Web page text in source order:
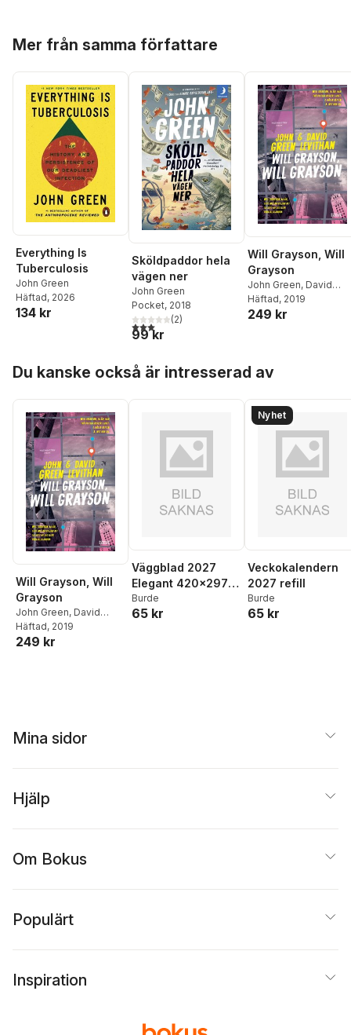
Mer från samma författare
Everything Is
Tuberculosis
John Green
Häftad, 2026
134 kr
Sköldpaddor hela
vägen ner
John Green
Pocket, 2018
3,0utav 5 stjärnor. Totalt antal röster:
(2)
99 kr
Will Grayson, Will
Grayson
John Green, David
Levithan
Häftad, 2019
249 kr
Du kanske också är intresserad av
Will Grayson, Will
Grayson
John Green, David
Levithan
Häftad, 2019
249 kr
Väggblad 2027
Elegant 420x297
mm
Burde
65 kr
Nyhet
Veckokalendern
2027 refill
Burde
65 kr
Mina sidor
Hjälp
Om Bokus
Populärt
Inspiration